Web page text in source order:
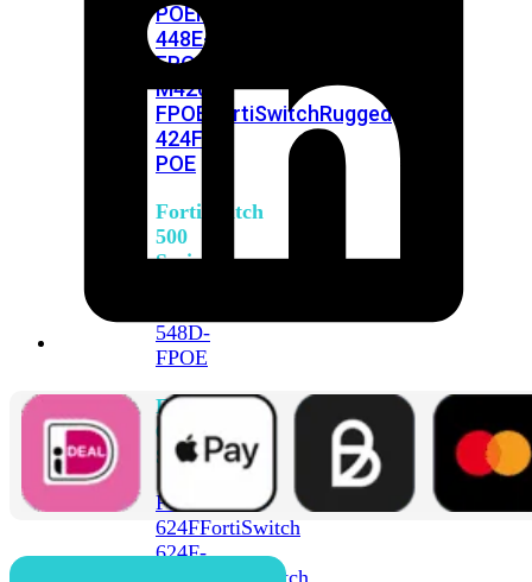
POEFortiSwitch
448E-
FPOE
M426E-
FPOE
FortiSwitchRugged
424F-
POE
FortiSwitch
500
Series
548D-
FPOE
FortiSwitch
600
Series
FortiSwitch
624FFortiSwitch
624F-
FortiSwitch